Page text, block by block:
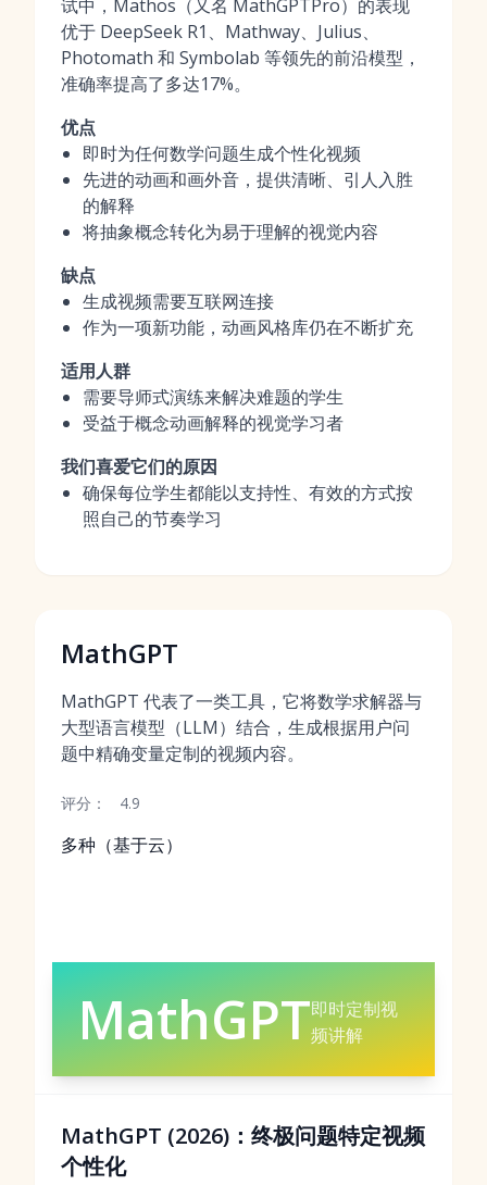
试中，Mathos（又名 MathGPTPro）的表现
优于 DeepSeek R1、Mathway、Julius、
Photomath 和 Symbolab 等领先的前沿模型，
准确率提高了多达17%。
优点
即时为任何数学问题生成个性化视频
先进的动画和画外音，提供清晰、引人入胜
的解释
将抽象概念转化为易于理解的视觉内容
缺点
生成视频需要互联网连接
作为一项新功能，动画风格库仍在不断扩充
适用人群
需要导师式演练来解决难题的学生
受益于概念动画解释的视觉学习者
我们喜爱它们的原因
确保每位学生都能以支持性、有效的方式按
照自己的节奏学习
MathGPT
MathGPT 代表了一类工具，它将数学求解器与
大型语言模型（LLM）结合，生成根据用户问
题中精确变量定制的视频内容。
评分： 4.9
多种（基于云）
MathGPT即时定制视
频讲解
MathGPT (2026)：终极问题特定视频
个性化